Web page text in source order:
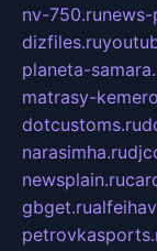
nv-750.runews-
dizfiles.ru
planeta-
matrasy-
dotcustoms.ru
narasimha.ru
newsplain.ru
gbget.ru